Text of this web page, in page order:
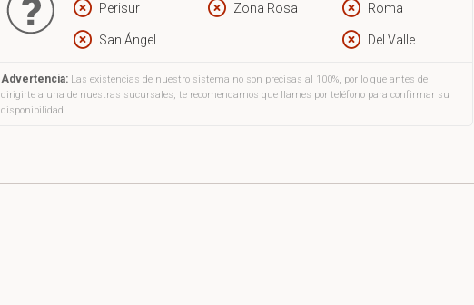
Perisur Zona Rosa Roma
San Ángel Del Valle
Advertencia: Las existencias de nuestro sistema no son precisas al 100%, por lo que antes de
dirigirte a una de nuestras sucursales, te recomendamos que llames por teléfono para confirmar su
disponibilidad.